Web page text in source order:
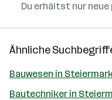
Du erhältst nur
Ähnliche
Bauwesen in
Bautechniker in